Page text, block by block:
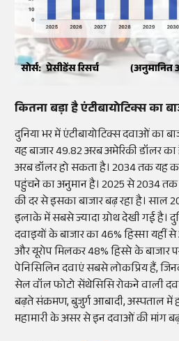
कितना बड़ा है एंटीबायोटिक्स का
दुनिया भर में एंटीबायोटिक्स दवाओं का
यह बाजार 49.82 अरब अमेरिकी डॉलर
अरब डॉलर हो सकता है। 2034 तक यह
पहुंचने का अनुमान है। 2025 से 2034
की दर से इसका बाजार बढ़ रहा है। साल
इलाके में सबसे ज्यादा ग्रोथ देखी गई है।
दवाइयों के बाजार का 46% हिस्सा यहीं
और यूरोप मिलकर 48% हिस्से के बाजार
पेनिसिलिन दवाएं सबसे लोकप्रिय हैं,
सेल वॉल फोटो सेंथेसिसि रोकने वाली
बढ़ते संक्रमण, बुजुर्ग आबादी, अस्पताल
महामारी के असर से इन दवाओं की मांग